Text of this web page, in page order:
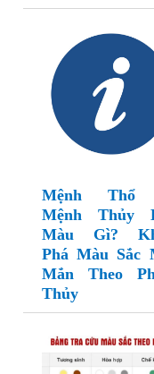
Mệnh Thổ
Mệnh Thủy
Màu Gì?
Phá Màu Sắc
Mắn Theo
Thủy